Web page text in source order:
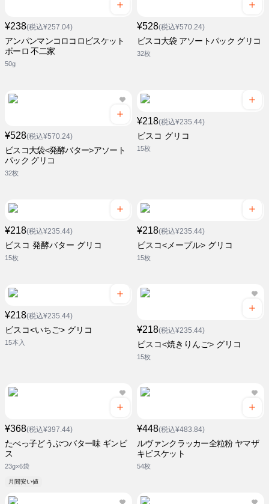
¥238(税込¥257.04)
アンパンマンコロコロビスケット
ボーロ 不二家
50g
¥528(税込¥570.24)
ビスコ大袋 アソートパック グリコ
32枚
¥528(税込¥570.24)
ビスコ大袋<発酵バター>アソート
パック グリコ
32枚
¥218(税込¥235.44)
ビスコ グリコ
15枚
¥218(税込¥235.44)
ビスコ 発酵バター グリコ
15枚
¥218(税込¥235.44)
ビスコ<メープル> グリコ
15枚
¥218(税込¥235.44)
ビスコ<いちご> グリコ
15本入
¥218(税込¥235.44)
ビスコ<焼きりんご> グリコ
15枚
¥368(税込¥397.44)
たべっ子どうぶつバター味 ギンビ
ス
23g×6袋
月間安い値
¥448(税込¥483.84)
ルヴァンクラッカー全粒粉 ヤマザ
キビスケット
54枚